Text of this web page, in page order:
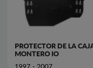
PROTECTOR DE LA
MONTERO IO